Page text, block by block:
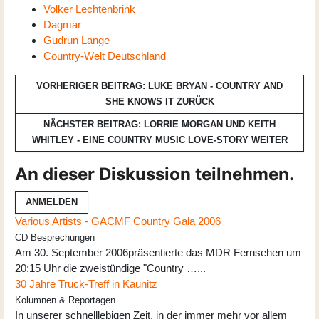
Volker Lechtenbrink
Dagmar
Gudrun Lange
Country-Welt Deutschland
VORHERIGER BEITRAG: LUKE BRYAN - COUNTRY AND
SHE KNOWS IT ZURÜCK
NÄCHSTER BEITRAG: LORRIE MORGAN UND KEITH
WHITLEY - EINE COUNTRY MUSIC LOVE-STORY WEITER
An dieser Diskussion teilnehmen.
ANMELDEN
Various Artists - GACMF Country Gala 2006
CD Besprechungen
Am 30. September 2006präsentierte das MDR Fernsehen um
20:15 Uhr die zweistündige "Country …...
30 Jahre Truck-Treff in Kaunitz
Kolumnen & Reportagen
In unserer schnelllebigen Zeit, in der immer mehr vor allem